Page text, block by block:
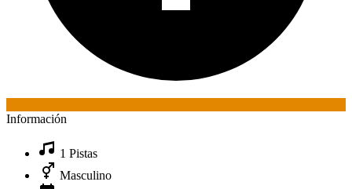
Información
1 Pistas
Masculino